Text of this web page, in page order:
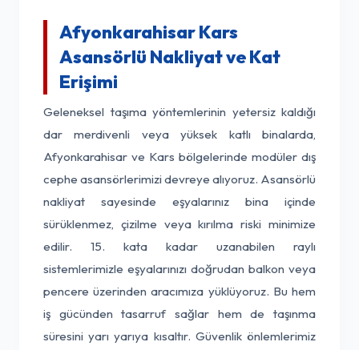
Afyonkarahisar Kars
Asansörlü Nakliyat ve Kat
Erişimi
Geleneksel taşıma yöntemlerinin yetersiz kaldığı
dar merdivenli veya yüksek katlı binalarda,
Afyonkarahisar ve Kars bölgelerinde modüler dış
cephe asansörlerimizi devreye alıyoruz. Asansörlü
nakliyat sayesinde eşyalarınız bina içinde
sürüklenmez, çizilme veya kırılma riski minimize
edilir. 15. kata kadar uzanabilen raylı
sistemlerimizle eşyalarınızı doğrudan balkon veya
pencere üzerinden aracımıza yüklüyoruz. Bu hem
iş gücünden tasarruf sağlar hem de taşınma
süresini yarı yarıya kısaltır. Güvenlik önlemlerimiz